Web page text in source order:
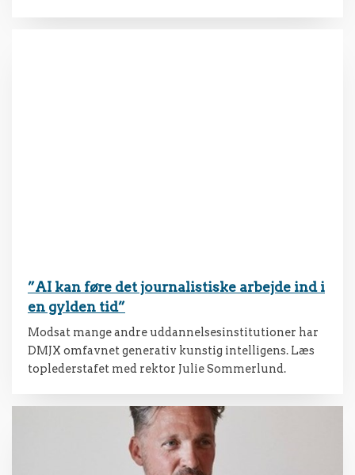
”AI kan føre det journalistiske arbejde ind i
en gylden tid”
Modsat mange andre uddannelsesinstitutioner har
DMJX omfavnet generativ kunstig intelligens. Læs
toplederstafet med rektor Julie Sommerlund.